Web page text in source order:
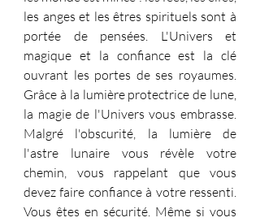
les anges et les êtres spirituels sont à
portée de pensées. L'Univers et
magique et la confiance est la clé
ouvrant les portes de ses royaumes.
Grâce à la lumière protectrice de lune,
la magie de l'Univers vous embrasse.
Malgré l'obscurité, la lumière de
l'astre lunaire vous révèle votre
chemin, vous rappelant que vous
devez faire confiance à votre ressenti.
Vous êtes en sécurité. Même si vous